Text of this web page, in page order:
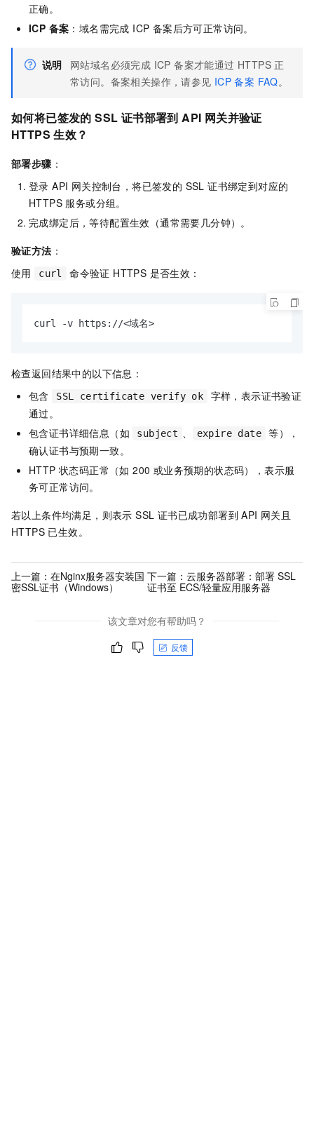
正确。
ICP 备案 ：域名需完成 ICP 备案后方可正常访问。
说明
网站域名必须完成 ICP 备案才能通过 HTTPS 正
常访问。备案相关操作，请参见 ICP 备案 FAQ。
如何将已签发的 SSL 证书部署到 API 网关并验证
HTTPS 生效？
部署步骤 ：
登录 API 网关控制台，将已签发的 SSL 证书绑定到对应的
HTTPS 服务或分组。
完成绑定后，等待配置生效（通常需要几分钟）。
验证方法 ：
使用
curl 命令验证 HTTPS 是否生效：
curl -v https://<域名>
检查返回结果中的以下信息：
包含
SSL certificate verify ok
字样，表示证书验证
通过。
包含证书详细信息（如
subject 、 expire date
等），
确认证书与预期一致。
HTTP 状态码正常（如 200 或业务预期的状态码），表示服
务可正常访问。
若以上条件均满足，则表示 SSL 证书已成功部署到 API 网关且
HTTPS 已生效。
上一篇： 在Nginx服务器安装国
密SSL证书（Windows）
下一篇：云服务器部署：部署 SSL
证书至 ECS/轻量应用服务器
该文章对您有帮助吗？
反馈